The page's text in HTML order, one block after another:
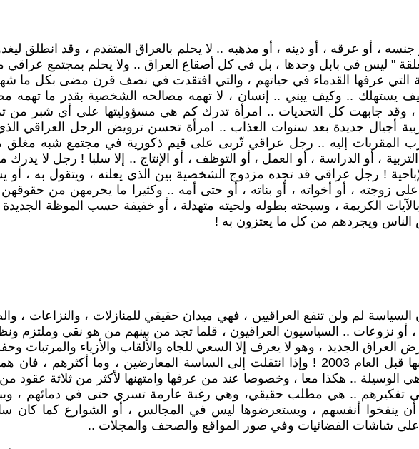
، أو عرقه ، أو دينه ، أو مذهبه .. لا يحلم بالعراق المتقدم ، وقد انطلق
" ليس في بابل وحدها ، بل في كل أصقاع العراق .. ولا يحلم بمجتمع عراقي
التي عرفها القدماء في حياتهم ، والتي افتقدت في نصف قرن مضى بكل ما
.. وكيف يبني .. إنسان ، لا تهمه مصالحه الشخصية بقدر ما تهمه
، وقد جابهت كل التحديات .. امرأة تدرك كم هي مسؤوليتها على أي شبر من
أجيال جديدة بعد سنوات العذاب .. امرأة تحسن ترويض الرجل العراقي
إليه .. رجل عراقي تّربى على قيم ذكورية في مجتمع شبه مغلق ،
، أو الدراسة ، أو العمل ، أو التوظف ، أو الإنتاج .. إلا سلبا ! رجل لا يدرك
! رجل عراقي قد تجده مزدوج الشخصية بين الذي يعلنه ، ويتقول به ،
زوجته ، أو أخواته ، أو بناته ، أو حتى أمه .. وكثيرا ما يحرمهن من
الكريمة ، وسبحته بطوله ولحيته متهدلة ، أو خفيفة حسب الموظة الجديدة
ويجردهم من كل ما يعتزون به !
لم ولن تنفع العراقيين ، فهي ميدان حقيقي للمنازلات ، والنزاعات ،
نزوعات .. السياسيون العراقيون ، قلما تجد من بينهم من هو نقي وملتزم
الجديد ، وهو لا يعرف إلا السعي للجاه والألقاب والأزياء والمرتبات
وعقد الصفقات وكيف يزيد من ثرواته التي لم يكن من أصحابها قبل العام 2003 ! وإذا انتقلت إلى الساسة
الوسيلة .. هكذا معا ، وخصوصا عند من عرفها وامتهنها لأكثر من ثلاثة عقود
.. هي مطلب حقيقي، وهي رغبة عارمة تسري حتى في دمائهم ،
أن ينفخوا أنفسهم ، ويستعرضوها ليس في المجالس ، أو الشوارع كما
شاشات الفضائيات وفي صور المواقع والصحف والمجلات ..